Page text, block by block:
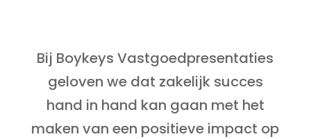
Bij Boykeys Vastgoedpresentaties
geloven we dat zakelijk succes
hand in hand kan gaan met het
maken van een positieve impact op